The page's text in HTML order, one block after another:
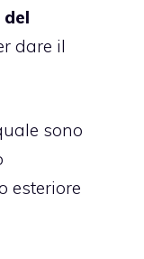
del
dare il
sono
esteriore